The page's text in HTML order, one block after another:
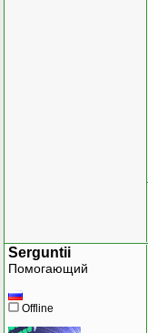
Serguntii
Помогающий
Offline